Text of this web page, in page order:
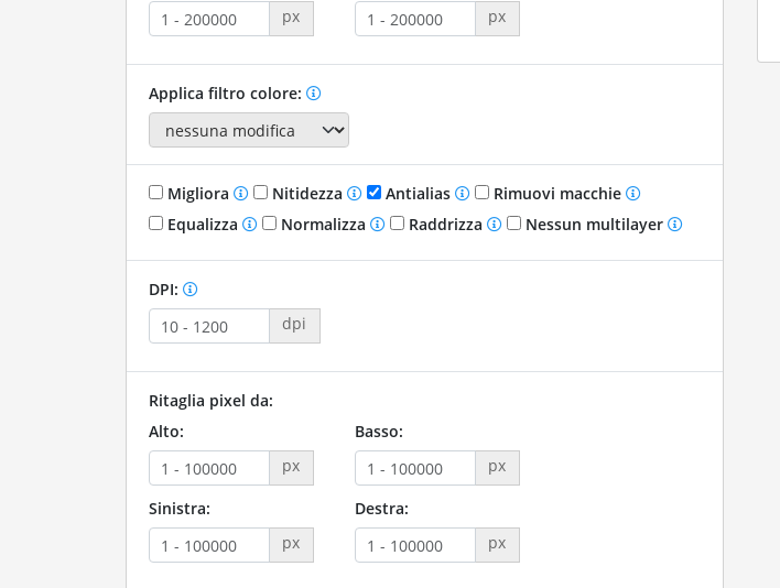
px
px
Applica filtro colore:
Migliora Nitidezza Antialias
Rimuovi macchie
Equalizza
Normalizza Raddrizza Nessun multilayer
DPI:
dpi
Ritaglia pixel da:
Alto:
px
Basso:
px
Sinistra:
px
Destra:
px